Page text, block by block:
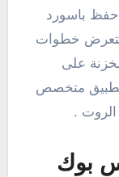
حفظ باسورد
خطوات
على
تطبيق متخصص
الروت .
بوك